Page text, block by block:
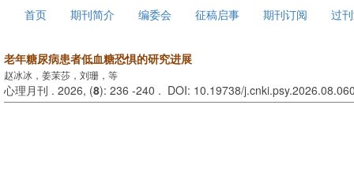
首页 期刊简介 编委会 征稿启事 期刊订阅 过
老年糖尿病患者低血糖恐惧的研究进展
赵冰冰，姜茉莎，刘珊，等
心理月刊 . 2026, (8): 236 -240 . DOI: 10.19738/